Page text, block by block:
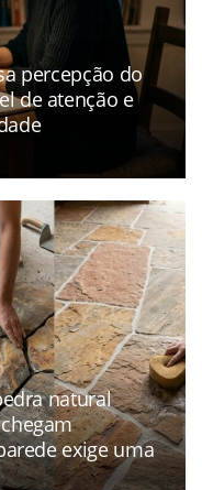
percepção do
de atenção e
natural
exige uma